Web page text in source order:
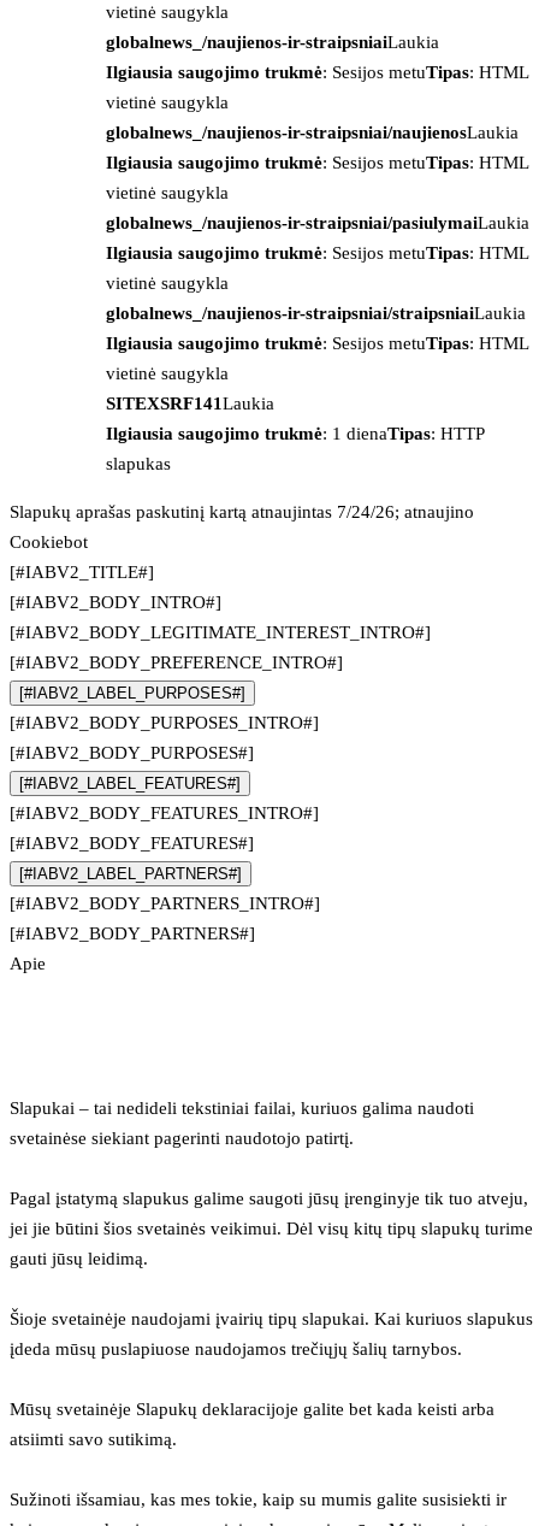
vietinė saugykla
globalnews_/naujienos-ir-straipsniaiLaukia
Ilgiausia saugojimo trukmė: Sesijos metuTipas: HTML
vietinė saugykla
globalnews_/naujienos-ir-straipsniai/naujienosLaukia
Ilgiausia saugojimo trukmė: Sesijos metuTipas: HTML
vietinė saugykla
globalnews_/naujienos-ir-straipsniai/pasiulymaiLaukia
Ilgiausia saugojimo trukmė: Sesijos metuTipas: HTML
vietinė saugykla
globalnews_/naujienos-ir-straipsniai/straipsniaiLaukia
Ilgiausia saugojimo trukmė: Sesijos metuTipas: HTML
vietinė saugykla
SITEXSRF141Laukia
Ilgiausia saugojimo trukmė: 1 dienaTipas: HTTP
slapukas
Slapukų aprašas paskutinį kartą atnaujintas 7/24/26; atnaujino
Cookiebot
[#IABV2_TITLE#]
[#IABV2_BODY_INTRO#]
[#IABV2_BODY_LEGITIMATE_INTEREST_INTRO#]
[#IABV2_BODY_PREFERENCE_INTRO#]
[#IABV2_LABEL_PURPOSES#]
[#IABV2_BODY_PURPOSES_INTRO#]
[#IABV2_BODY_PURPOSES#]
[#IABV2_LABEL_FEATURES#]
[#IABV2_BODY_FEATURES_INTRO#]
[#IABV2_BODY_FEATURES#]
[#IABV2_LABEL_PARTNERS#]
[#IABV2_BODY_PARTNERS_INTRO#]
[#IABV2_BODY_PARTNERS#]
Apie
Slapukai – tai nedideli tekstiniai failai, kuriuos galima naudoti
svetainėse siekiant pagerinti naudotojo patirtį.
Pagal įstatymą slapukus galime saugoti jūsų įrenginyje tik tuo atveju,
jei jie būtini šios svetainės veikimui. Dėl visų kitų tipų slapukų turime
gauti jūsų leidimą.
Šioje svetainėje naudojami įvairių tipų slapukai. Kai kuriuos slapukus
įdeda mūsų puslapiuose naudojamos trečiųjų šalių tarnybos.
Mūsų svetainėje Slapukų deklaracijoje galite bet kada keisti arba
atsiimti savo sutikimą.
Sužinoti išsamiau, kas mes tokie, kaip su mumis galite susisiekti ir